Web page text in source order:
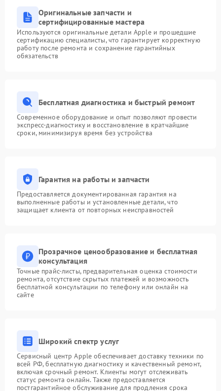
Оригинальные запчасти и
сертифицированные мастера
Используются оригинальные детали Apple и прошедшие
сертификацию специалисты, что гарантирует корректную
работу после ремонта и сохранение гарантийных
обязательств
Бесплатная диагностика и быстрый ремонт
Современное оборудование и опыт позволяют провести
экспресс-диагностику и восстановление в кратчайшие
сроки, минимизируя время без устройства
Гарантия на работы и запчасти
Предоставляется документированная гарантия на
выполненные работы и установленные детали, что
защищает клиента от повторных неисправностей
Прозрачное ценообразование и бесплатная
консультация
Точные прайс-листы, предварительная оценка стоимости
ремонта, отсутствие скрытых платежей и возможность
бесплатной консультации по телефону или онлайн на
сайте
Широкий спектр услуг
Сервисный центр Apple обеспечивает доставку техники по
всей РФ, бесплатную диагностику и качественный ремонт,
включая срочный ремонт. Клиенты могут отслеживать
статус ремонта онлайн. Также предоставляется
постгарантийное обслуживание для продления срока